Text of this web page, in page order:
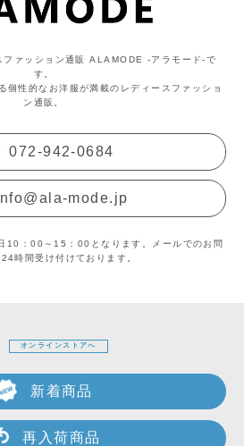
ファッション通販 ALAMODE -アラモード-で
す。
個性的なお洋服が満載のレディースファッショ
ン通販。
072-942-0684
mode.jp
10：00～15：00となります。メールでのお問
時間受け付けております。
オンラインストアへ
新着商品
再入荷商品